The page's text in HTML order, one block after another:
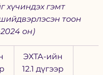
хүчиндэх гэмт
тоон
он)
ЭХТА-ийн
12.1 дүгээр